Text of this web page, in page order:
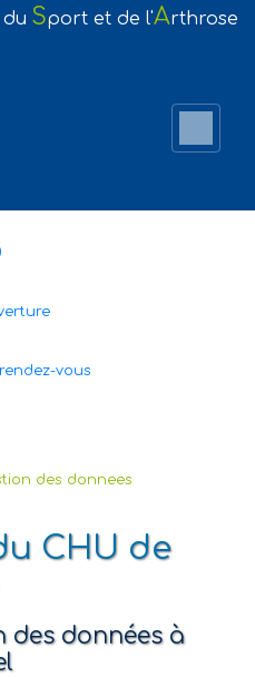
Sport et de l'Arthrose
vous
des donnees
CHU de
des données à